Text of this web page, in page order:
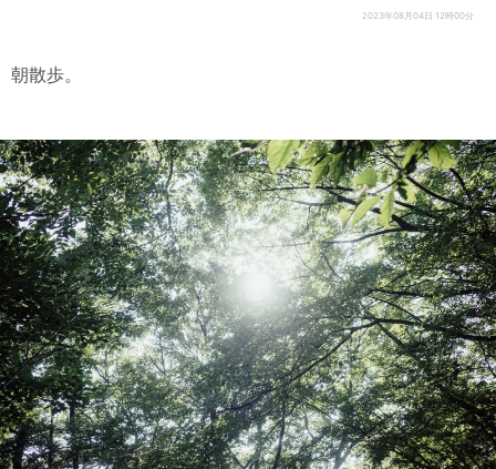
2023年08月04日 12時00分
朝散歩。